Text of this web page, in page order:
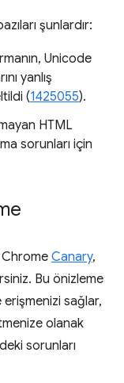
şunlardır:
Unicode
yanlış
(1425055).
HTML
sorunları için
Chrome Canary,
Bu önizleme
erişmenizi sağlar,
olanak
sorunları